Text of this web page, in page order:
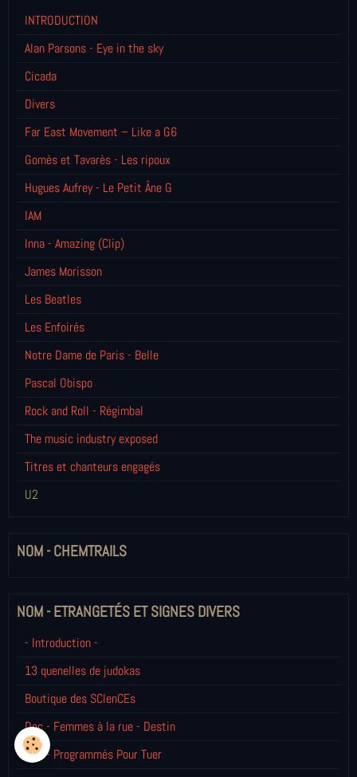
INTRODUCTION
Alan Parsons - Eye in the sky
Cicada
Divers
Far East Movement – Like a G6
Gomès et Tavarès - Les ripoux
Hugues Aufrey - Le Petit Âne G
IAM
Inna - Amazing (Clip)
James Morisson
Les Beatles
Les Enfoirés
Notre Dame de Paris - Belle
Pascal Obispo
Rock and Roll - Régimbal
The music industry exposed
Titres et chanteurs engagés
U2
NOM - CHEMTRAILS
NOM - ETRANGETÉS ET SIGNES DIVERS
- Introduction -
13 quenelles de judokas
Boutique des SCIenCEs
Doc - Femmes à la rue - Destin
Doc - Programmés Pour Tuer